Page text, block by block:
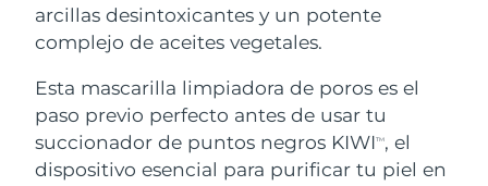
arcillas desintoxicantes y un potente
complejo de aceites vegetales.
Esta mascarilla limpiadora de poros es el
paso previo perfecto antes de usar tu
succionador de puntos negros KIWITM, el
dispositivo esencial para purificar tu piel en